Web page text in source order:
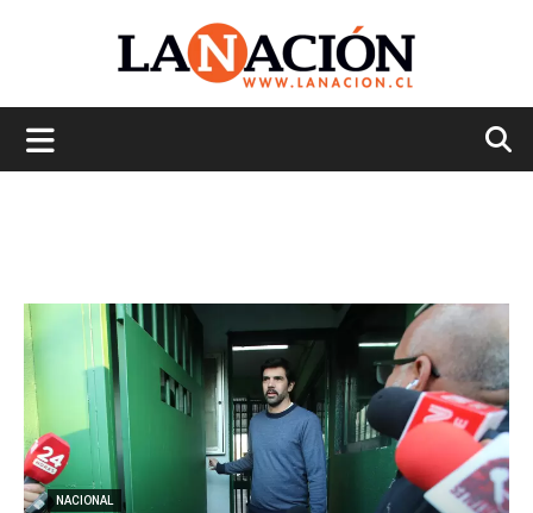
NACIONAL